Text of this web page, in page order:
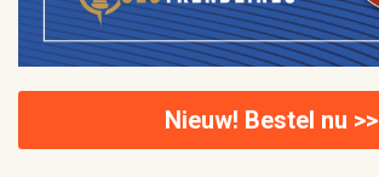
Nieuw! Bestel nu >>